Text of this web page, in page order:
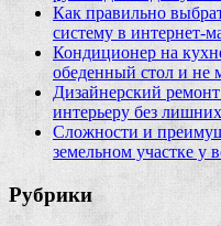
Как правильно
систему в
Кондиционер на
обеденный стол и не
Дизайнерский
интерьеру без
Сложности и
земельном участке у
Рубрики